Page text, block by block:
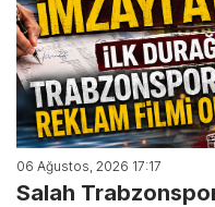
06 Ağustos, 2026 17:17
Salah